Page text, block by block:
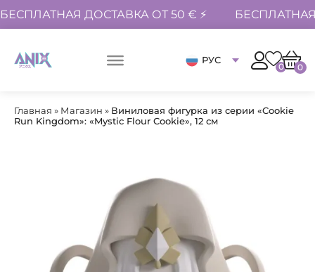
БЕСПЛАТНАЯ ДОСТАВКА ОТ 50 € ⚡
РУС
0 0
Главная » Магазин » Виниловая фигурка из серии «Cookie
Run Kingdom»: «Mystic Flour Cookie», 12 см